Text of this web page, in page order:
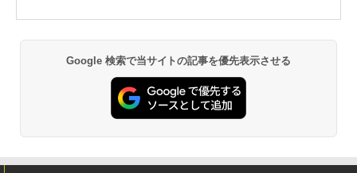
Google 検索で当サイトの記事を優先表示させる